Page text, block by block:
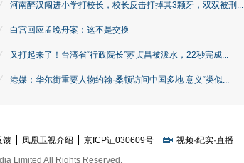
河南醉汉闯进小学打校长，校长反击打掉其3颗牙，双双被刑...
白宫回应孟晚舟案：这不是交换
又打起来了！台湾省“行政院长”苏贞昌被泼水，22秒完成...
港媒：华尔街重要人物约翰·桑顿访问中国多地 意义“类似...
馈 凤凰卫视介绍 京ICP证030609号 视频·纪实·直播
Limited All Rights Reserved.